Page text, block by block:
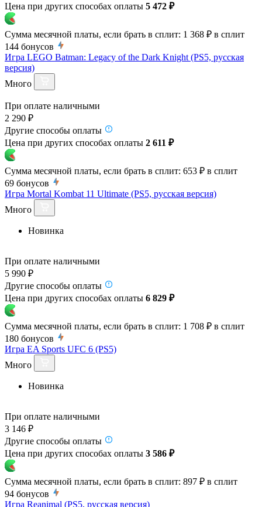
Цена при других способах оплаты 5 472 ₽
Сумма месячной платы, если брать в сплит: 1 368 ₽ в сплит
144 бонусов
Игра LEGO Batman: Legacy of the Dark Knight (PS5, русская
версия)
Много
При оплате наличными
2 290 ₽
Другие способы оплаты
Цена при других способах оплаты 2 611 ₽
Сумма месячной платы, если брать в сплит: 653 ₽ в сплит
69 бонусов
Игра Mortal Kombat 11 Ultimate (PS5, русская версия)
Много
Новинка
При оплате наличными
5 990 ₽
Другие способы оплаты
Цена при других способах оплаты 6 829 ₽
Сумма месячной платы, если брать в сплит: 1 708 ₽ в сплит
180 бонусов
Игра EA Sports UFC 6 (PS5)
Много
Новинка
При оплате наличными
3 146 ₽
Другие способы оплаты
Цена при других способах оплаты 3 586 ₽
Сумма месячной платы, если брать в сплит: 897 ₽ в сплит
94 бонусов
Игра Reanimal (PS5, русская версия)